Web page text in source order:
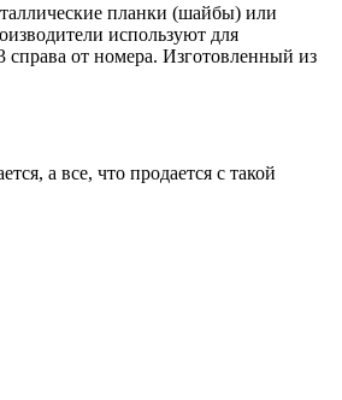
планки (шайбы) или
используют для
от номера. Изготовленный из
а все, что продается с такой